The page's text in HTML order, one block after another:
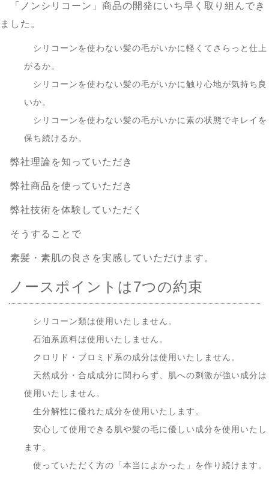
「ノンシリコーン」商品の開発にいち早く取り組んでき
ました。
シリコーンを使わない髪の毛がいかに軽くてさらっと仕上
がるか。
シリコーンを使わない髪の毛がいかに触り心地が気持ち良
いか。
シリコーンを使わない髪の毛がいかに素の状態でキレイを
保ち続けるか。
弊社理論を知っていただき
弊社商品を使っていただき
弊社技術を体験していただく
そうすることで
素髪・素肌の良さを実感していただけます。
ノースポイントは7つの約束
シリコーン類は使用いたしません。
石油系原料は使用いたしません。
クロリド・ブロミド系の成分は使用いたしません。
天然成分・合成成分に関わらず、肌への刺激が強い成分は
使用いたしません。
生分解性に優れた成分を使用いたします。
安心して使用できる肌や髪の毛に優しい成分を使用いたし
ます。
使っていただく方の「本当によかった」を作り続けます。